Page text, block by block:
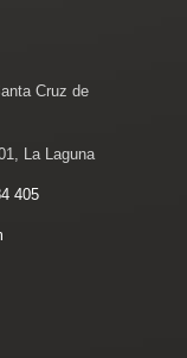
Cruz de
La Laguna
405